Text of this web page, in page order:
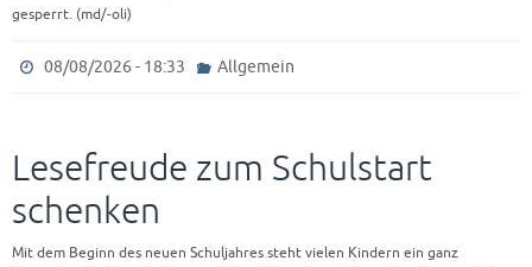
gesperrt. (md/-oli)
08/08/2026 - 18:33 Allgemein
Lesefreude zum Schulstart
schenken
Mit dem Beginn des neuen Schuljahres steht vielen Kindern ein ganz